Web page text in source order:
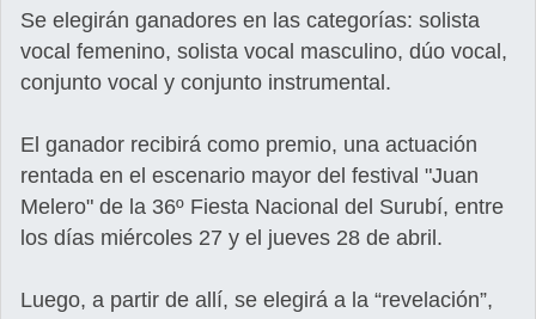
Se elegirán ganadores en las categorías: solista
vocal femenino, solista vocal masculino, dúo vocal,
conjunto vocal y conjunto instrumental.
El ganador recibirá como premio, una actuación
rentada en el escenario mayor del festival "Juan
Melero" de la 36º Fiesta Nacional del Surubí, entre
los días miércoles 27 y el jueves 28 de abril.
Luego, a partir de allí, se elegirá a la “revelación”,